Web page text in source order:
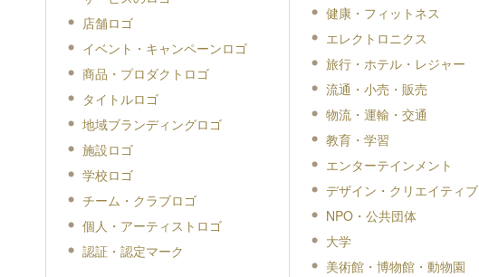
店舗ロゴ
イベント・キャンペーンロゴ
商品・プロダクトロゴ
タイトルロゴ
地域ブランディングロゴ
施設ロゴ
学校ロゴ
チーム・クラブロゴ
個人・アーティストロゴ
認証・認定マーク
健康・フィットネス
エレクトロニクス
旅行・ホテル・レジャー
流通・小売・販売
物流・運輸・交通
教育・学習
エンターテインメント
デザイン・クリエイティブ
NPO・公共団体
大学
美術館・博物館・動物園